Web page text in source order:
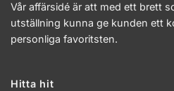
Vår affärsidé är att med ett brett
utställning kunna ge kunden ett
personliga favoritsten.
Hitta hit